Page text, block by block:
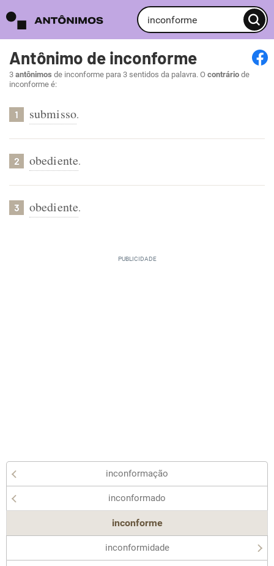
Antônimo de inconforme
3 antônimos de inconforme para 3 sentidos da palavra. O contrário de
inconforme é:
1 submisso.
2 obediente.
3 obediente.
inconformação
inconformado
inconforme
inconformidade